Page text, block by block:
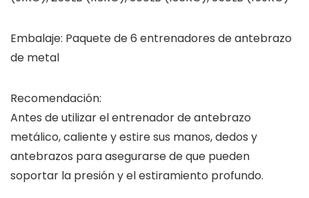
Embalaje: Paquete de 6 entrenadores de antebrazo
de metal
Recomendación:
Antes de utilizar el entrenador de antebrazo
metálico, caliente y estire sus manos, dedos y
antebrazos para asegurarse de que pueden
soportar la presión y el estiramiento profundo.